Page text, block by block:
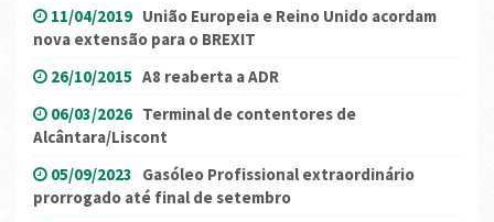
11/04/2019 União Europeia e Reino Unido acordam
nova extensão para o BREXIT
26/10/2015 A8 reaberta a ADR
06/03/2026 Terminal de contentores de
Alcântara/Liscont
05/09/2023 Gasóleo Profissional extraordinário
prorrogado até final de setembro